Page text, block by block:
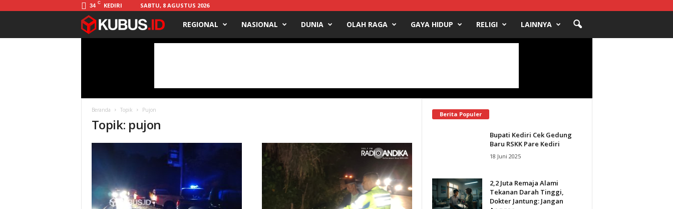
34 C KEDIRI SABTU, 8 AGUSTUS 2026
u
REGIONAL NASIONAL DUNIA OLAH RAGA GAYA HIDUP RELIGI LAINNYA
Beranda Topik Pujon
Topik: pujon
Berita Populer
Bupati Kediri Cek Gedung
Baru RSKK Pare Kediri
18 Juni 2025
2,2 Juta Remaja Alami
Tekanan Darah Tinggi,
Dokter Jantung: Jangan